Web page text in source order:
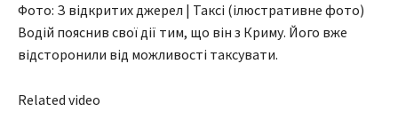
Фото: З відкритих джерел | Таксі (ілюстративне фото)
Водій пояснив свої дії тим, що він з Криму. Його вже
відсторонили від можливості таксувати.
Related video